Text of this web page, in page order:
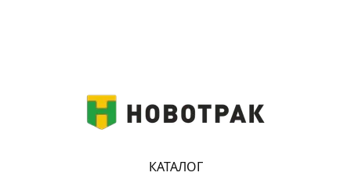
КАТАЛОГ